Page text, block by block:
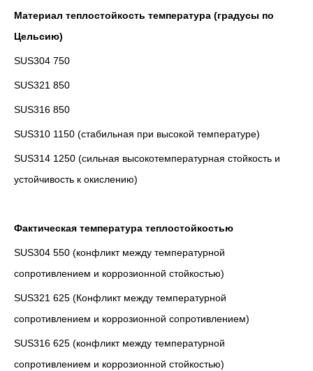
Материал теплостойкость температура (градусы по
Цельсию)
SUS304 750
SUS321 850
SUS316 850
SUS310 1150 (стабильная при высокой температуре)
SUS314 1250 (сильная высокотемпературная стойкость и
устойчивость к окислению)
Фактическая температура теплостойкостью
SUS304 550 (конфликт между температурной
сопротивлением и коррозионной стойкостью)
SUS321 625 (Конфликт между температурной
сопротивлением и коррозионной сопротивлением)
SUS316 625 (конфликт между температурной
сопротивлением и коррозионной стойкостью)